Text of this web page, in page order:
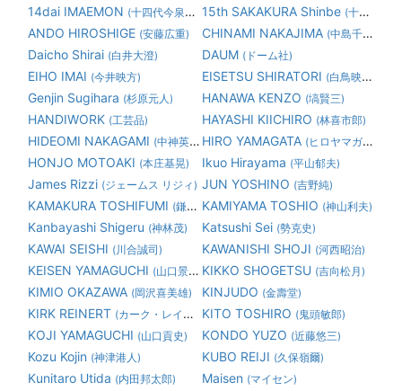
14dai IMAEMON (十四代今泉今右衛門) 15th SAKAKURA Shinbe (十五代 坂倉 新兵衛)
ANDO HIROSHIGE (安藤広重) CHINAMI NAKAJIMA (中島千波)
Daicho Shirai (白井大澄) DAUM (ドーム社)
EIHO IMAI (今井映方) EISETSU SHIRATORI (白鳥映雪)
Genjin Sugihara (杉原元人) HANAWA KENZO (塙賢三)
HANDIWORK (工芸品) HAYASHI KIICHIRO (林喜市郎)
HIDEOMI NAKAGAMI (中神英臣) HIRO YAMAGATA (ヒロヤマガタ 山形博道)
HONJO MOTOAKI (本庄基晃) Ikuo Hirayama (平山郁夫)
James Rizzi (ジェームス リジィ) JUN YOSHINO (吉野純)
KAMAKURA TOSHIFUMI (鎌倉俊文) KAMIYAMA TOSHIO (神山利夫)
Kanbayashi Shigeru (神林茂) Katsushi Sei (勢克史)
KAWAI SEISHI (川合誠司) KAWANISHI SHOJI (河西昭治)
KEISEN YAMAGUCHI (山口景泉) KIKKO SHOGETSU (吉向松月)
KIMIO OKAZAWA (岡沢喜美雄) KINJUDO (金壽堂)
KIRK REINERT (カーク・レイナート) KITO TOSHIRO (鬼頭敏郎)
KOJI YAMAGUCHI (山口貢史) KONDO YUZO (近藤悠三)
Kozu Kojin (神津港人) KUBO REIJI (久保嶺爾)
Kunitaro Utida (内田邦太郎) Maisen (マイセン)